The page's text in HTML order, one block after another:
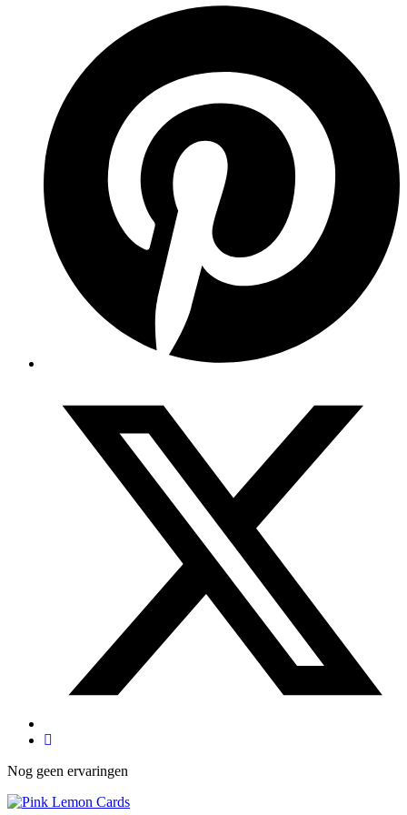
Nog geen ervaringen